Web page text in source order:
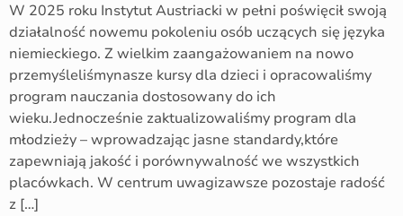
W 2025 roku Instytut Austriacki w pełni poświęcił swoją
działalność nowemu pokoleniu osób uczących się języka
niemieckiego. Z wielkim zaangażowaniem na nowo
przemyśleliśmynasze kursy dla dzieci i opracowaliśmy
program nauczania dostosowany do ich
wieku.Jednocześnie zaktualizowaliśmy program dla
młodzieży – wprowadzając jasne standardy,które
zapewniają jakość i porównywalność we wszystkich
placówkach. W centrum uwagizawsze pozostaje radość
z […]